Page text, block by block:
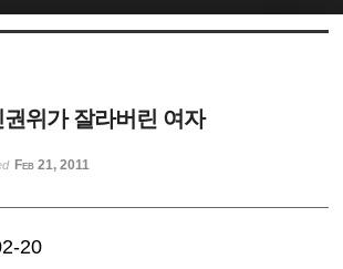
위가 잘라버린 여자
Feb 21, 2011
20
스케치북5
스케치북5